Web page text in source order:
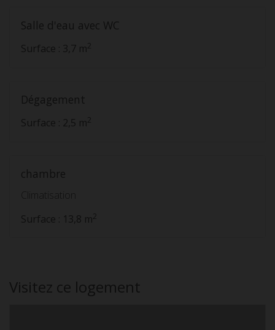
Salle d'eau avec WC
Surface : 3,7 m2
Dégagement
Surface : 2,5 m2
chambre
Climatisation
Surface : 13,8 m2
Visitez ce logement